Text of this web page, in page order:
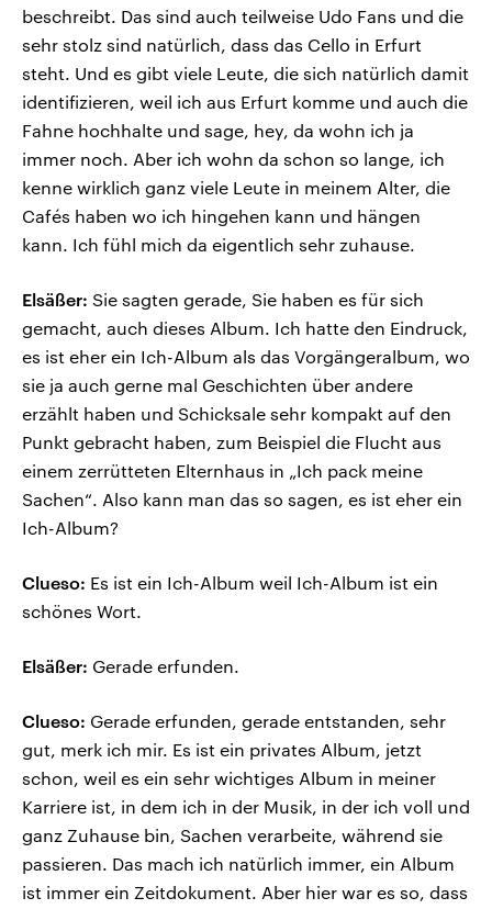
beschreibt. Das sind auch teilweise Udo Fans und die
sehr stolz sind natürlich, dass das Cello in Erfurt
steht. Und es gibt viele Leute, die sich natürlich damit
identifizieren, weil ich aus Erfurt komme und auch die
Fahne hochhalte und sage, hey, da wohn ich ja
immer noch. Aber ich wohn da schon so lange, ich
kenne wirklich ganz viele Leute in meinem Alter, die
Cafés haben wo ich hingehen kann und hängen
kann. Ich fühl mich da eigentlich sehr zuhause.
Elsäßer: Sie sagten gerade, Sie haben es für sich
gemacht, auch dieses Album. Ich hatte den Eindruck,
es ist eher ein Ich-Album als das Vorgängeralbum, wo
sie ja auch gerne mal Geschichten über andere
erzählt haben und Schicksale sehr kompakt auf den
Punkt gebracht haben, zum Beispiel die Flucht aus
einem zerrütteten Elternhaus in „Ich pack meine
Sachen“. Also kann man das so sagen, es ist eher ein
Ich-Album?
Clueso: Es ist ein Ich-Album weil Ich-Album ist ein
schönes Wort.
Elsäßer: Gerade erfunden.
Clueso: Gerade erfunden, gerade entstanden, sehr
gut, merk ich mir. Es ist ein privates Album, jetzt
schon, weil es ein sehr wichtiges Album in meiner
Karriere ist, in dem ich in der Musik, in der ich voll und
ganz Zuhause bin, Sachen verarbeite, während sie
passieren. Das mach ich natürlich immer, ein Album
ist immer ein Zeitdokument. Aber hier war es so, dass